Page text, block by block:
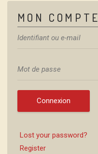
MON COMPTE
Connexion
Lost your password?
Register